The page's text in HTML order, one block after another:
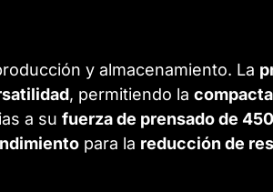
y almacenamiento. La
, permitiendo la
a su fuerza de prensado de
para la reducción de